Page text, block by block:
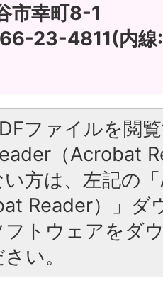
市幸町8-1
23-4811(内
ファイルを閲
（Acrobat
方は、左記の
Reader）」ダ
フトウェアをダ
い。